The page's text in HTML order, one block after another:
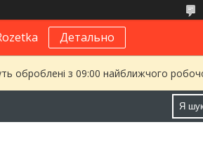
Детально
оброблені з 09:00 найближчого